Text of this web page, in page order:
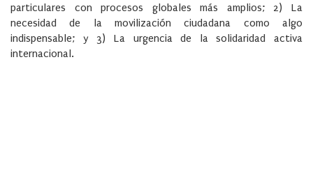
particulares con procesos globales más amplios; 2) La
necesidad de la movilización ciudadana como algo
indispensable; y 3) La urgencia de la solidaridad activa
internacional.